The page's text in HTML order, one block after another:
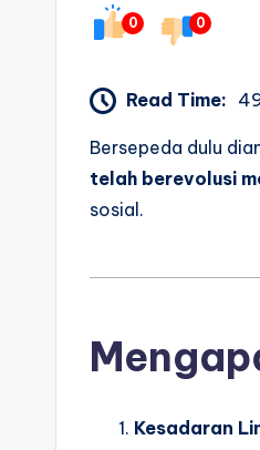
0 0
Read Time:
Bersepeda dulu
telah berevolusi
sosial.
Kesadaran